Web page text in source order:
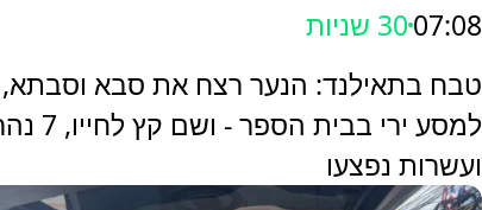
07:0831 שניות
טבח בתאילנד: הנער רצח את סבא וסבתא,
למסע ירי בבית
ועשרות נפצעו